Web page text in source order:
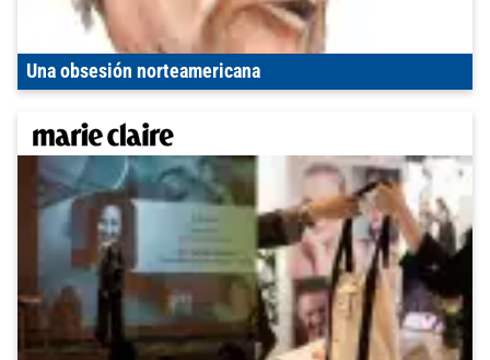
Una obsesión norteamericana